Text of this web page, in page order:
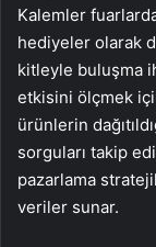
Kalemler
hediyeler olarak
kitleyle buluşma
etkisini ölçmek
ürünlerin
sorguları takip
pazarlama
veriler sunar.